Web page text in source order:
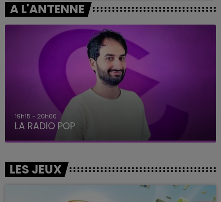
A L'ANTENNE
19h15 - 20h00
LA RADIO POP
LES JEUX